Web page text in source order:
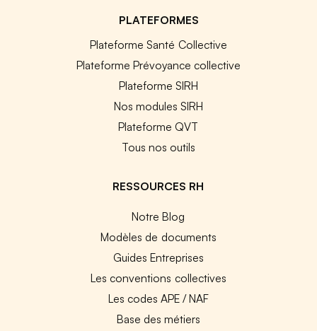
PLATEFORMES
Plateforme Santé Collective
Plateforme Prévoyance collective
Plateforme SIRH
Nos modules SIRH
Plateforme QVT
Tous nos outils
RESSOURCES RH
Notre Blog
Modèles de documents
Guides Entreprises
Les conventions collectives
Les codes APE / NAF
Base des métiers